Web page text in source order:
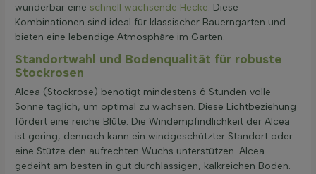
wunderbar eine schnell wachsende Hecke. Diese
Kombinationen sind ideal für klassischer Bauerngarten und
bieten eine lebendige Atmosphäre im Garten.
Standortwahl und Bodenqualität für robuste
Stockrosen
Alcea (Stockrose) benötigt mindestens 6 Stunden volle
Sonne täglich, um optimal zu wachsen. Diese Lichtbeziehung
fördert eine reiche Blüte. Die Windempfindlichkeit der Alcea
ist gering, dennoch kann ein windgeschützter Standort oder
eine Stütze den aufrechten Wuchs unterstützen. Alcea
gedeiht am besten in gut durchlässigen, kalkreichen Böden.